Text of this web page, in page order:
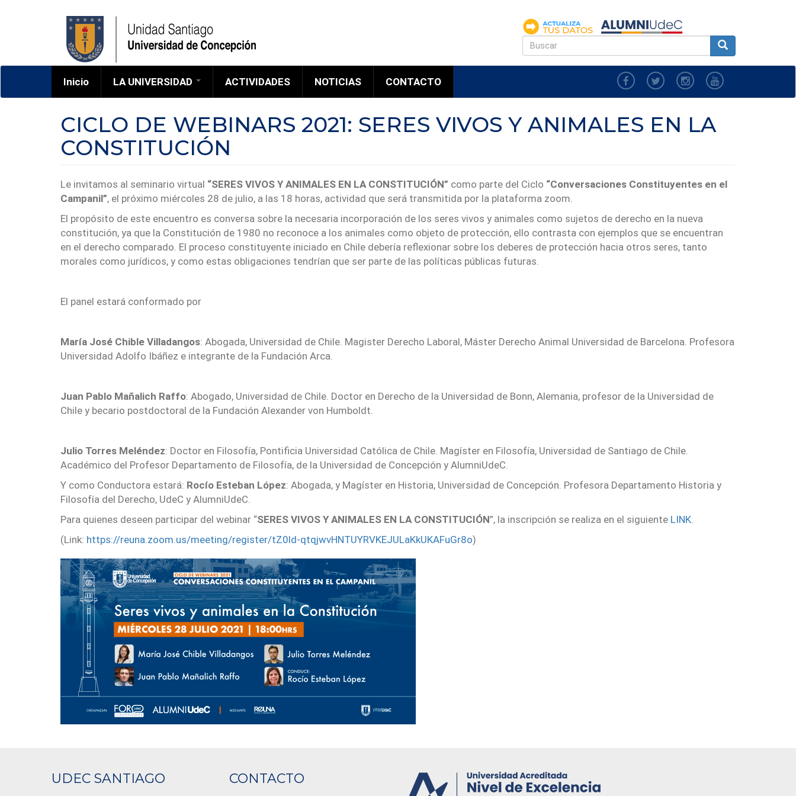
FORMULARIO
DE
BÚSQUEDA
Inicio LA UNIVERSIDAD
Campus
CUENTA ANUAL
HISTORIA
MAPAS
MEMORIAS UDEC
PROFESORES
EMÉRITOS
SÍMBOLOS
UDEC EN CIFRAS
ACTIVIDADES NOTICIAS CONTACTO
CICLO DE WEBINARS 2021: SERES VIVOS Y ANIMALES EN LA
CONSTITUCIÓN
Le invitamos al seminario virtual “SERES VIVOS Y ANIMALES EN LA CONSTITUCIÓN” como parte del Ciclo “Conversaciones Constituyentes en el
Campanil”, el próximo miércoles 28 de julio, a las 18 horas, actividad que será transmitida por la plataforma zoom.
El propósito de este encuentro es conversa sobre la necesaria incorporación de los seres vivos y animales como sujetos de derecho en la nueva
constitución, ya que la Constitución de 1980 no reconoce a los animales como objeto de protección, ello contrasta con ejemplos que se encuentran
en el derecho comparado. El proceso constituyente iniciado en Chile debería reflexionar sobre los deberes de protección hacia otros seres, tanto
morales como jurídicos, y como estas obligaciones tendrían que ser parte de las políticas públicas futuras.
El panel estará conformado por
María José Chible Villadangos: Abogada, Universidad de Chile. Magister Derecho Laboral, Máster Derecho Animal Universidad de Barcelona. Profesora
Universidad Adolfo Ibáñez e integrante de la Fundación Arca.
Juan Pablo Mañalich Raffo: Abogado, Universidad de Chile. Doctor en Derecho de la Universidad de Bonn, Alemania, profesor de la Universidad de
Chile y becario postdoctoral de la Fundación Alexander von Humboldt.
Julio Torres Meléndez: Doctor en Filosofía, Pontificia Universidad Católica de Chile. Magíster en Filosofía, Universidad de Santiago de Chile.
Académico del Profesor Departamento de Filosofía, de la Universidad de Concepción y AlumniUdeC.
Y como Conductora estará: Rocío Esteban López: Abogada, y Magíster en Historia, Universidad de Concepción. Profesora Departamento Historia y
Filosofía del Derecho, UdeC y AlumniUdeC.
Para quienes deseen participar del webinar “SERES VIVOS Y ANIMALES EN LA CONSTITUCIÓN”, la inscripción se realiza en el siguiente LINK.
(Link: https://reuna.zoom.us/meeting/register/tZ0ld-qtqjwvHNTUYRVKEJULaKkUKAFuGr8o)
UDEC SANTIAGO CONTACTO